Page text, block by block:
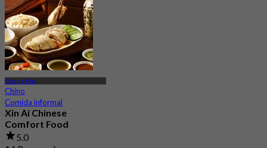
4.4
128 Reservado
Desde฿ 262.5
Chiang Mai
Chino
Comida informal
Xin Ai Chinese
Comfort Food
5.0